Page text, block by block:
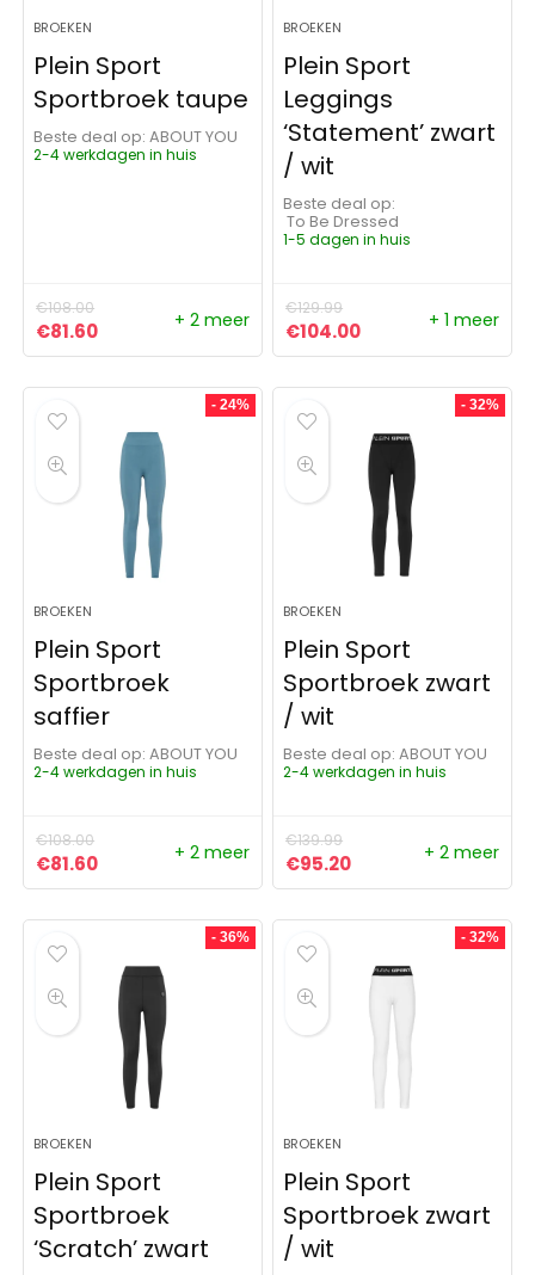
BROEKEN
Plein Sport
Sportbroek taupe
Beste deal op:
ABOUT YOU
2-4 werkdagen in huis
€108.00
Oorspronkelijke prijs was: €108.00.
€81.60Huidige prijs is: €81.60.
+ 2 meer
BROEKEN
Plein Sport
Leggings
‘Statement’ zwart
/ wit
Beste deal op:
To Be Dressed
1-5 dagen in huis
€129.99
Oorspronkelijke prijs was:
€104.00Huidige prijs is:
+ 1 meer
- 24%
BROEKEN
Plein Sport
Sportbroek
saffier
Beste deal op:
ABOUT YOU
2-4 werkdagen in huis
€108.00
Oorspronkelijke prijs was: €108.00.
€81.60Huidige prijs is: €81.60.
+ 2 meer
- 32%
BROEKEN
Plein Sport
Sportbroek zwart
/ wit
Beste deal op:
ABOUT YOU
2-4 werkdagen in huis
€139.99
Oorspronkelijke prijs was:
€95.20Huidige prijs is:
+ 2 meer
- 36%
BROEKEN
Plein Sport
Sportbroek
‘Scratch’ zwart
- 32%
BROEKEN
Plein Sport
Sportbroek zwart
/ wit